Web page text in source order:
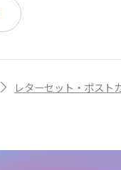
レターセット・ポスト